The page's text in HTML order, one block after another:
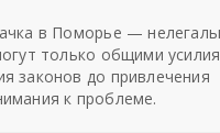
в Поморье —
только общими
законов до привлечения
к проблеме.